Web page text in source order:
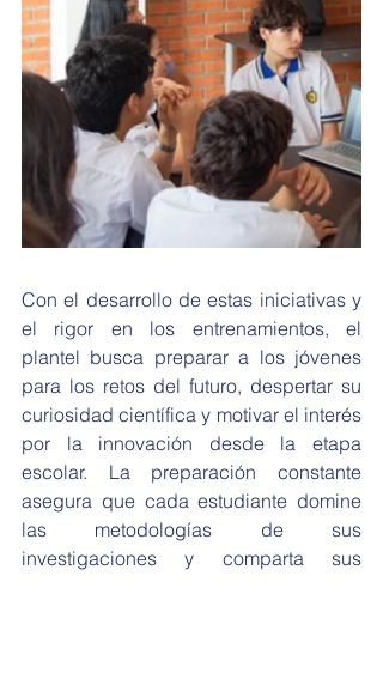
Con el desarrollo de estas iniciativas y
el rigor en los entrenamientos, el
plantel busca preparar a los jóvenes
para los retos del futuro, despertar su
curiosidad científica y motivar el interés
por la innovación desde la etapa
escolar. La preparación constante
asegura que cada estudiante domine
las metodologías de sus
investigaciones y comparta sus